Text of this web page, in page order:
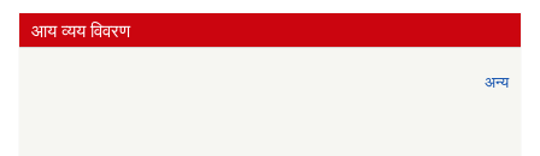
आय व्यय विवरण
अन्य